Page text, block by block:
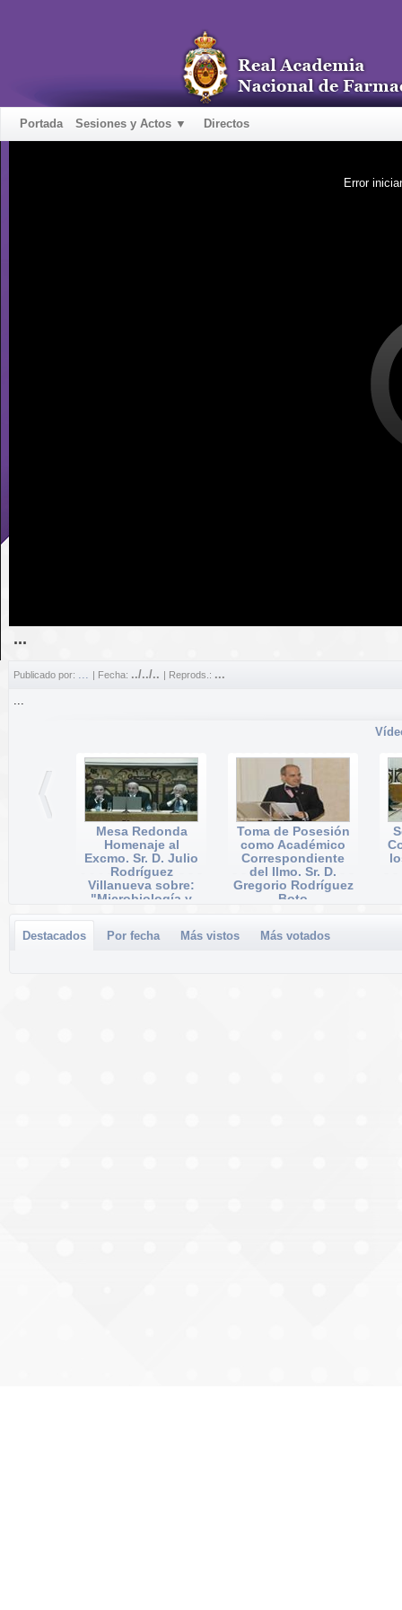
Portada Sesiones y Actos ▼ Directos
Error
...
Publicado por: ... | Fecha: ../../.. | Reprods.: ...
...
Mesa Redonda
Homenaje al
Excmo. Sr. D. Julio
Rodríguez
Villanueva sobre:
"Microbiología y
Fecha: 11/12/2014
Toma de Posesión
como Académico
Correspondiente
del Ilmo. Sr. D.
Gregorio Rodríguez
Boto
Destacados Por fecha Más vistos Más votados